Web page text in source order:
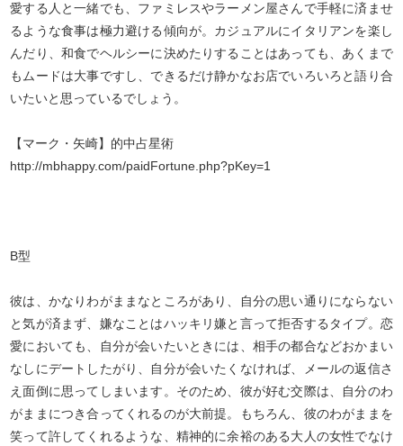
愛する人と一緒でも、ファミレスやラーメン屋さんで手軽に済ませ
るような食事は極力避ける傾向が。カジュアルにイタリアンを楽し
んだり、和食でヘルシーに決めたりすることはあっても、あくまで
もムードは大事ですし、できるだけ静かなお店でいろいろと語り合
いたいと思っているでしょう。
【マーク・矢崎】的中占星術
http://mbhappy.com/paidFortune.php?pKey=1
B型
彼は、かなりわがままなところがあり、自分の思い通りにならない
と気が済まず、嫌なことはハッキリ嫌と言って拒否するタイプ。恋
愛においても、自分が会いたいときには、相手の都合などおかまい
なしにデートしたがり、自分が会いたくなければ、メールの返信さ
え面倒に思ってしまいます。そのため、彼が好む交際は、自分のわ
がままにつき合ってくれるのが大前提。もちろん、彼のわがままを
笑って許してくれるような、精神的に余裕のある大人の女性でなけ